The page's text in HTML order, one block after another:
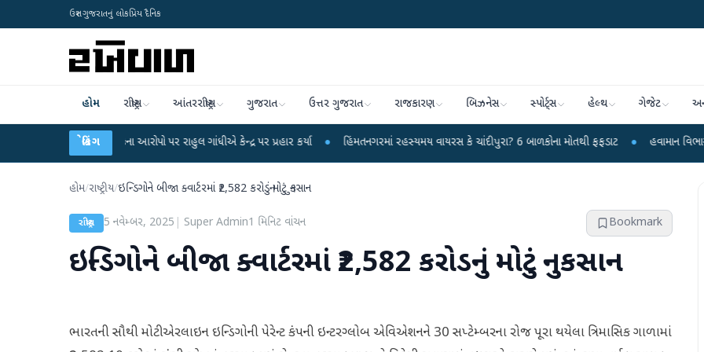
ઉત્તર ગુજરાતનું લોકપ્રિય દૈનિક
હોમ રાષ્ટ્રીય આંતરરાષ્ટ્રીય ગુજરાત ઉત્તર ગુજરાત રાજકારણ બિઝનેસ સ્પોર્ટ્સ હેલ્થ ગેજેટ
બ્રેકિંગ
પરીક્ષા લીકના આરોપો પર રાહુલ ગાંધીએ કેન્દ્ર પર પ્રહાર કર્યા ● હિંમતનગરમાં રહસ્યમય વાયરસ કે ચાંદીપુરા? 6 બાળકોના મોતથી ફફડાટ ● હવામાન વિભાગે 18 રાજ્યો
હોમ/રાષ્ટ્રીય/ઇન્ડિગોને બીજા ક્વાર્ટરમાં ₹2,582 કરોડનું મોટું નુકસાન
રાષ્ટ્રીય 5 નવેમ્બર, 2025 Super Admin1 મિનિટ વાંચન Bookmark
ઇન્ડિગોને બીજા ક્વાર્ટરમાં ₹2,582 કરોડનું મોટું નુકસાન
ભારતની સૌથી મોટી એરલાઇન ઇન્ડિગોની પેરેન્ટ કંપની ઇન્ટરગ્લોબ એવિએશનને 30 સપ્ટેમ્બરના રોજ પૂરા થયેલા ત્રિમાસિક ગાળામાં